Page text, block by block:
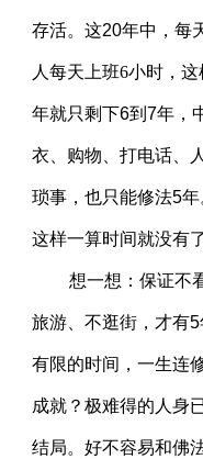
存活。这20年中，每
人每天上班6小时，
年就只剩下6到7年，
衣、购物、打电话、
琐事，也只能修法5
这样一算时间就没有了
想一想：保证不
旅游、不逛街，才有
有限的时间，一生连
成就？极难得的人身
结局。好不容易和佛